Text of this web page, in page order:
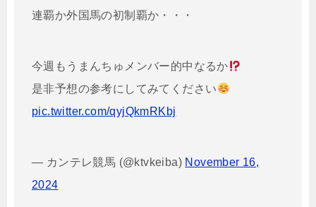
連覇か外国馬の初制覇か・・・
今週もうまんちゅメンバー的中なるか
是非予想の参考にしてみてください
pic.twitter.com/qyjQkmRKbj
— カンテレ競馬 (@ktvkeiba) November 16,
2024